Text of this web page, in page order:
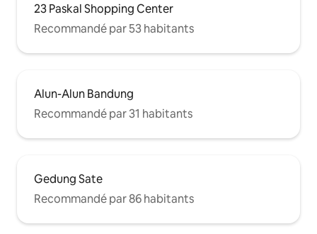
23 Paskal Shopping Center
Recommandé par 53 habitants
Alun-Alun Bandung
Recommandé par 31 habitants
Gedung Sate
Recommandé par 86 habitants